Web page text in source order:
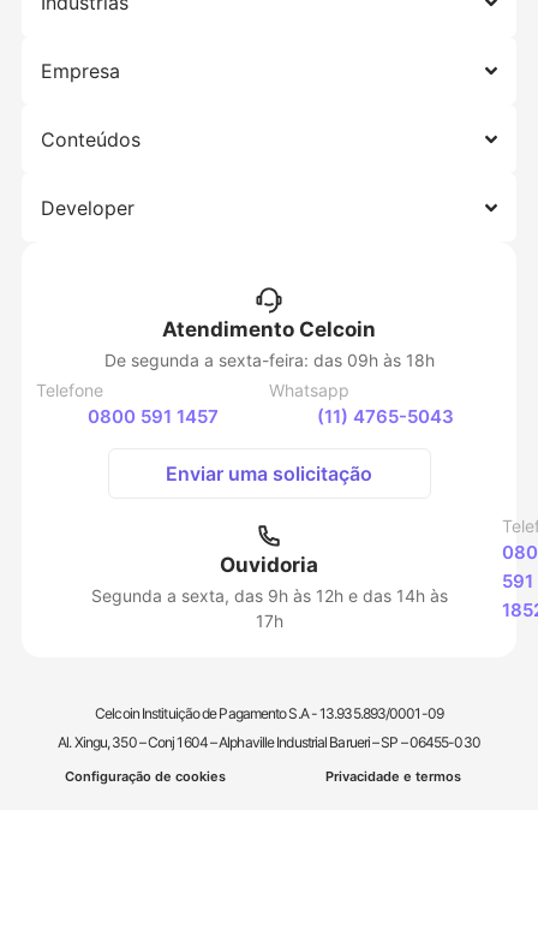
Empresa
Conteúdos
Developer
Atendimento Celcoin
De segunda a sexta-feira: das 09h às 18h
Telefone
0800 591 1457
Whatsapp
(11) 4765-5043
Enviar uma solicitação
Ouvidoria
Segunda a sexta, das 9h às 12h e das 14h às
17h
591
Celcoin Instituição de Pagamento S.A - 13.935.893/0001-09
Al. Xingu, 350 – Conj 1604 – Alphaville Industrial Barueri – SP – 06455-030
Configuração de cookies Privacidade e termos